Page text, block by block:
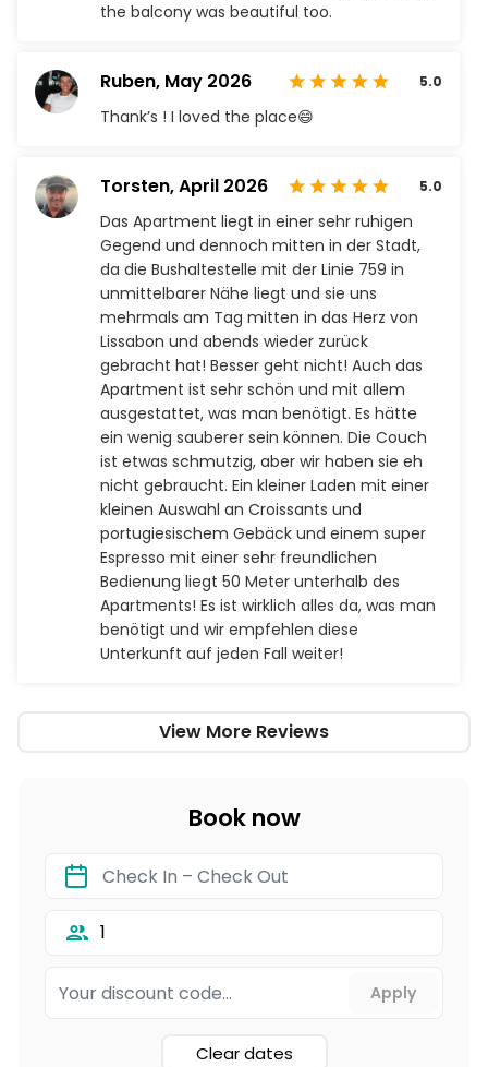
the balcony was beautiful too.
Ruben, May 2026 5.0
Thank’s ! I loved the place😄
Torsten,April 2026 5.0
Das Apartment liegt in einer sehr ruhigen
Gegend und dennoch mitten in der Stadt,
da die Bushaltestelle mit der Linie 759 in
unmittelbarer Nähe liegt und sie uns
mehrmals am Tag mitten in das Herz von
Lissabon und abends wieder zurück
gebracht hat! Besser geht nicht! Auch das
Apartment ist sehr schön und mit allem
ausgestattet, was man benötigt. Es hätte
ein wenig sauberer sein können. Die Couch
ist etwas schmutzig, aber wir haben sie eh
nicht gebraucht. Ein kleiner Laden mit einer
kleinen Auswahl an Croissants und
portugiesischem Gebäck und einem super
Espresso mit einer sehr freundlichen
Bedienung liegt 50 Meter unterhalb des
Apartments! Es ist wirklich alles da, was man
benötigt und wir empfehlen diese
Unterkunft auf jeden Fall weiter!
View More Reviews
Book now
1
Clear dates